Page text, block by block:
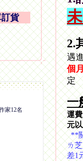
貨
家12名
2.
遇
個
定
一
運
元
**
ㄌ
差1